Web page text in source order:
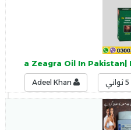
Da Zeagra Oil In Pakistan|